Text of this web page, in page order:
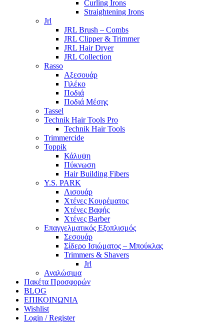
Curling Irons
Straightening Irons
Jrl
JRL Brush – Combs
JRL Clipper & Trimmer
JRL Hair Dryer
JRL Collection
Rasso
Αξεσουάρ
Γιλέκο
Ποδιά
Ποδιά Μέσης
Tassel
Technik Hair Tools Pro
Technik Hair Tools
Trimmercide
Toppik
Κάλυψη
Πύκνωση
Hair Building Fibers
Y.S. PARK
Λισουάρ
Χτένες Κουρέματος
Χτένες Βαφής
Χτένες Barber
Επαγγελματικός Εξοπλισμός
Σεσουάρ
Σίδερο Ισιώματος – Μπούκλας
Trimmers & Shavers
Jrl
Αναλώσιμα
Πακέτα Προσφορών
BLOG
ΕΠΙΚΟΙΝΩΝΙΑ
Wishlist
Login / Register